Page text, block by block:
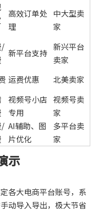
高效订单处
理
中大型卖
家
/
新平台支持
新兴平台
卖家
运费优惠 北美卖家
视频号小店
专用
视频号卖
家
/ AI辅助、图
片优化
多平台卖
家
示
各大电商平台账号，系
动导入导出，极大节省